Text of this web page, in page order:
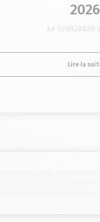
2026
Le 5/05/2026
Lire la